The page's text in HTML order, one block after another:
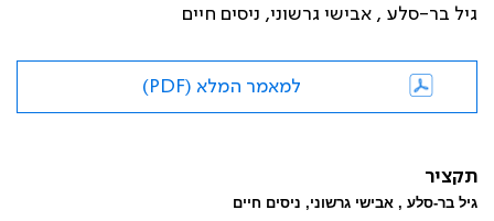
גיל בר-סלע , אבישי גרשוני, ניסים חיים
למאמר המלא (PDF)
תקציר
גיל בר-סלע , אבישי גרשוני, ניסים חיים